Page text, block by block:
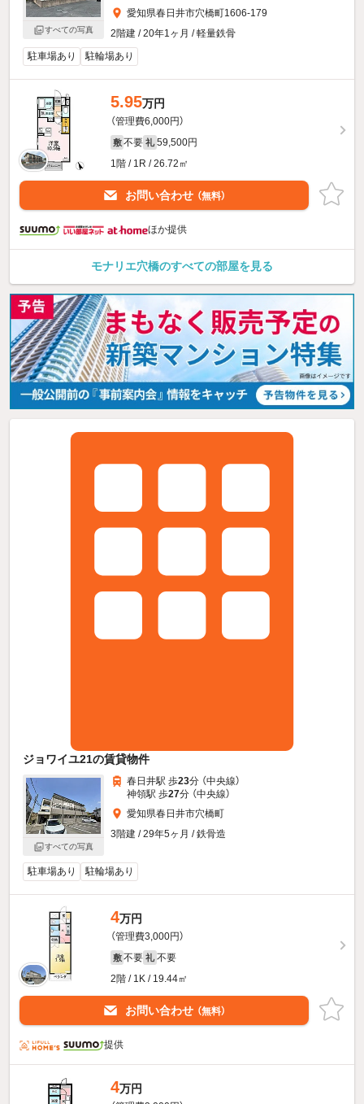
すべての写真
愛知県春日井市穴橋町1606-179
2階建 / 20年1ヶ月 / 軽量鉄骨
駐車場あり
駐輪場あり
5.95万円
（管理費6,000円）
敷 不要 礼 59,500円
1階 / 1R / 26.72㎡
お問い合わせ （無料）
ほか提供
モナリエ穴橋のすべての部屋を見る
ジョワイユ21の賃貸物件
すべての写真
春日井駅 歩23分 （中央線）
神領駅 歩27分 （中央線）
愛知県春日井市穴橋町
3階建 / 29年5ヶ月 / 鉄骨造
駐車場あり 駐輪場あり
4万円
（管理費3,000円）
敷 不要 礼 不要
2階 / 1K / 19.44㎡
お問い合わせ （無料）
提供
4万円